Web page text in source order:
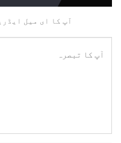
آپ کا ای میل